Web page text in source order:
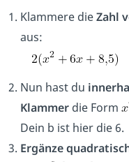
Klammere dieZahl
aus:
Nun hast du
Klammerdie Form
Dein b ist hier die 6.
Ergänze